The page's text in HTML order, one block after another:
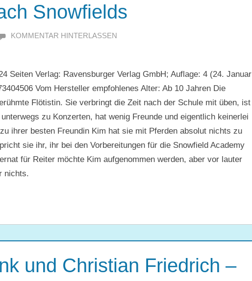
Snowfields
JULIA
KOMMENTAR HINTERLASSEN
Seiten Verlag: Ravensburger Verlag GmbH; Auflage: 4 (24. Januar
Vom Hersteller empfohlenes Alter: Ab 10 Jahren Die
Flötistin. Sie verbringt die Zeit nach der Schule mit üben, ist
zu Konzerten, hat wenig Freunde und eigentlich keinerlei
ihrer besten Freundin Kim hat sie mit Pferden absolut nichts zu
sie ihr, ihr bei den Vorbereitungen für die Snowfield Academy
für Reiter möchte Kim aufgenommen werden, aber vor lauter
nichts.
und Christian Friedrich –